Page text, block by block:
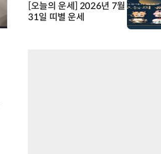
[오늘의 운세] 2026년 7월
31일 띠별 운세